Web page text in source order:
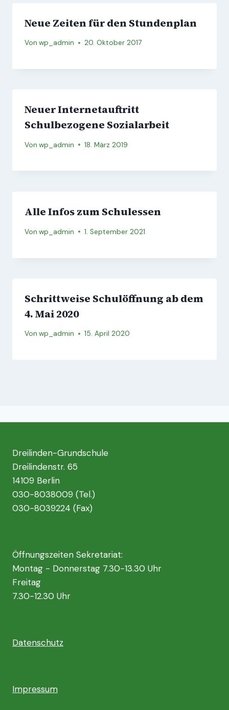
Neue Zeiten für den Stundenplan
Von wp_admin 20. Oktober 2017
Neuer Internetauftritt
Schulbezogene Sozialarbeit
Von wp_admin 18. März 2019
Alle Infos zum Schulessen
Von wp_admin 1. September 2021
Schrittweise Schulöffnung ab dem
4. Mai 2020
Von wp_admin 15. April 2020
Dreilinden-Grundschule
Dreilindenstr. 65
14109 Berlin
030-8038009 (Tel.)
030-8039224 (Fax)
Öffnungszeiten Sekretariat:
Montag - Donnerstag 7.30-13.30 Uhr
Freitag
7.30-12.30 Uhr
Datenschutz
Impressum